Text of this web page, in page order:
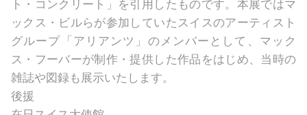
ックス・ビルらが参加していたスイスのアーティスト
グループ「アリアンツ」のメンバーとして、マック
ス・フーバーが制作・提供した作品をはじめ、当時の
雑誌や図録も展示いたします。
後援